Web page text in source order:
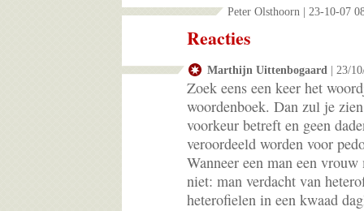
Peter Olsthoorn | 23-10-07
Reacties
Marthijn Uittenbogaard | 23/
Zoek eens een keer het
woordenboek. Dan zul je
voorkeur betreft en geen
veroordeeld worden voor
Wanneer een man een
niet: man verdacht van
heterofielen in een kwaad